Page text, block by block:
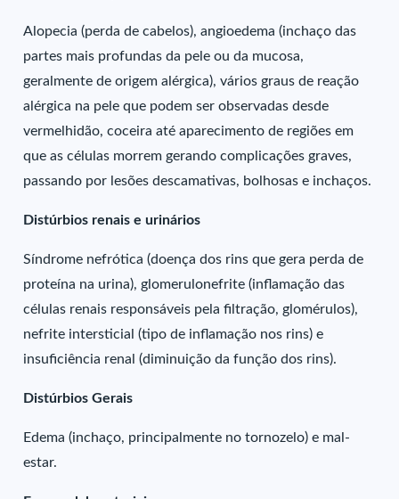
Alopecia (perda de cabelos), angioedema (inchaço das
partes mais profundas da pele ou da mucosa,
geralmente de origem alérgica), vários graus de reação
alérgica na pele que podem ser observadas desde
vermelhidão, coceira até aparecimento de regiões em
que as células morrem gerando complicações graves,
passando por lesões descamativas, bolhosas e inchaços.
Distúrbios renais e urinários
Síndrome nefrótica (doença dos rins que gera perda de
proteína na urina), glomerulonefrite (inflamação das
células renais responsáveis pela filtração, glomérulos),
nefrite intersticial (tipo de inflamação nos rins) e
insuficiência renal (diminuição da função dos rins).
Distúrbios Gerais
Edema (inchaço, principalmente no tornozelo) e mal-
estar.